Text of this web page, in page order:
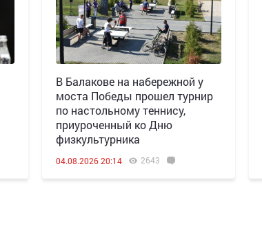
В Балакове на набережной у
моста Победы прошел турнир
по настольному теннису,
приуроченный ко Дню
физкультурника
04.08.2026 20:14 2643